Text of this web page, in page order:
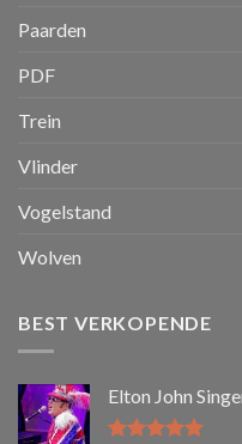
Paarden
PDF
Trein
Vlinder
Vogelstand
Wolven
BEST VERKOPENDE
Elton John